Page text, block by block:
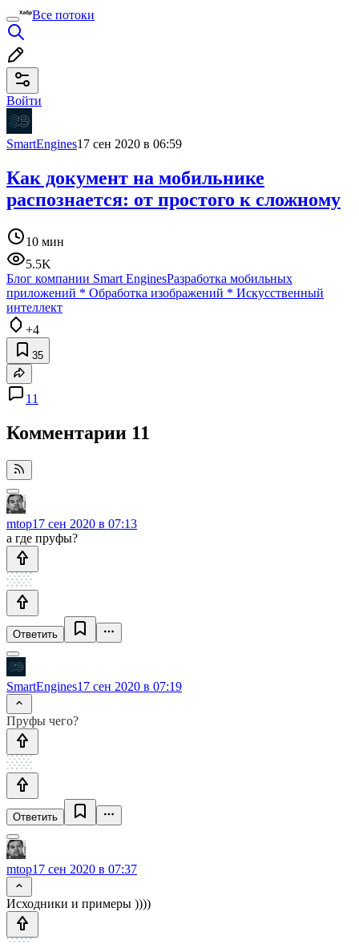
Все потоки
Войти
SmartEngines17 сен 2020 в 06:59
Как документ на мобильнике
распознается: от простого к сложному
10 мин
5.5K
Блог компании Smart EnginesРазработка мобильных
приложений * Обработка изображений * Искусственный
интеллект
+4
35
11
Комментарии 11
mtop17 сен 2020 в 07:13
а где пруфы?
Ответить
SmartEngines17 сен 2020 в 07:19
Пруфы чего?
Ответить
mtop17 сен 2020 в 07:37
Исходники и примеры ))))